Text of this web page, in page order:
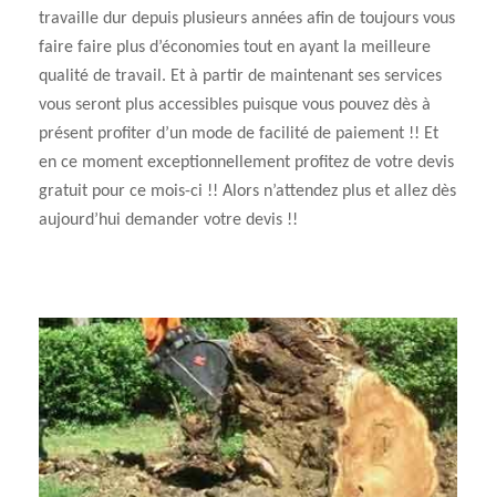
travaille dur depuis plusieurs années afin de toujours vous
faire faire plus d’économies tout en ayant la meilleure
qualité de travail. Et à partir de maintenant ses services
vous seront plus accessibles puisque vous pouvez dès à
présent profiter d’un mode de facilité de paiement !! Et
en ce moment exceptionnellement profitez de votre devis
gratuit pour ce mois-ci !! Alors n’attendez plus et allez dès
aujourd’hui demander votre devis !!